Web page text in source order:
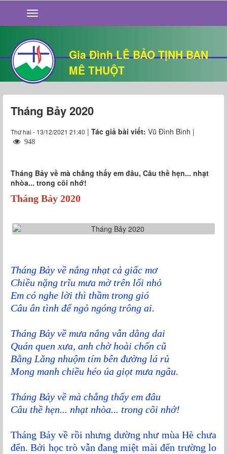
Gia Đình LÊ BẢO TỊNH BAN
MÊ THUỘT
GIỚI THIỆU
TIN TỨC
SỐNG ĐẠO
CHUYỆN NHÀ
QUÁN VĂN
THƯ GIÃN
Tháng Bảy 2020
Thứ hai - 13/12/2021 21:40 | Tác giả bài viết: Vũ Đình Bình |
948
Tháng Bảy về mà chẳng thấy em đâu, Câu thề hẹn... nhạt
nhòa... trong cõi nhớ!
Tháng Bảy 2020
Tháng Bảy về nắng nhạt cả giấc mơ
Chiều nặng trĩu mưa mờ trên lối nhỏ
Em có nghe lời thì thầm trong gió
Câu ân tình để ngỏ ngóng trông ai.
Tháng Bảy về mưa nắng vẫn dằng dai
Quán quen xưa, anh chờ hoài chốn cũ
Bằng Lăng nhuộm tím bên đường lá rủ
Mong manh chiều héo úa giọt mưa ngâu.
Tháng Bảy về mà chẳng thấy em đâu
Câu thề hẹn... nhạt nhòa... trong cõi nhớ!
Tháng Bảy về rồi nhưng dường như mùa Hè chưa
đến. Bởi học trò vẫn đang miệt mài đến trường lo